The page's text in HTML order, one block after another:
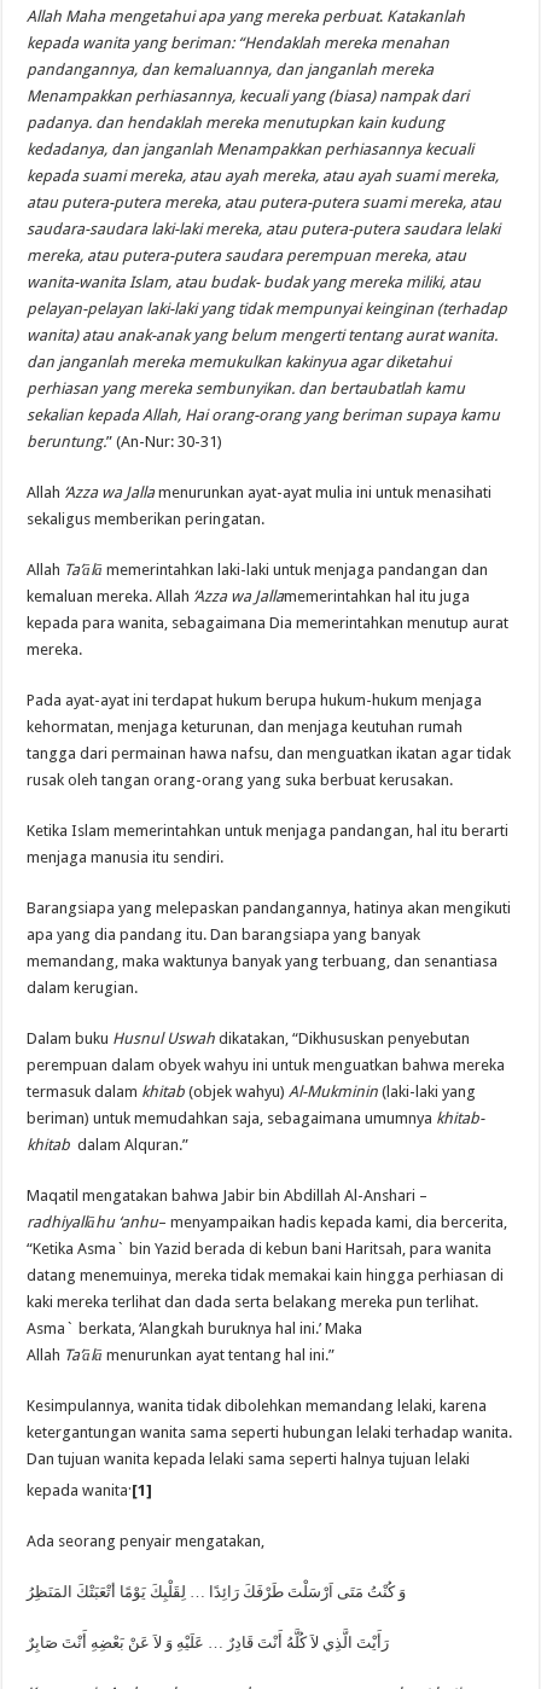
Allah Maha mengetahui apa yang mereka perbuat. Katakanlah
kepada wanita yang beriman: “Hendaklah mereka menahan
pandangannya, dan kemaluannya, dan janganlah mereka
Menampakkan perhiasannya, kecuali yang (biasa) nampak dari
padanya. dan hendaklah mereka menutupkan kain kudung
kedadanya, dan janganlah Menampakkan perhiasannya kecuali
kepada suami mereka, atau ayah mereka, atau ayah suami mereka,
atau putera-putera mereka, atau putera-putera suami mereka, atau
saudara-saudara laki-laki mereka, atau putera-putera saudara lelaki
mereka, atau putera-putera saudara perempuan mereka, atau
wanita-wanita Islam, atau budak- budak yang mereka miliki, atau
pelayan-pelayan laki-laki yang tidak mempunyai keinginan (terhadap
wanita) atau anak-anak yang belum mengerti tentang aurat wanita.
dan janganlah mereka memukulkan kakinyua agar diketahui
perhiasan yang mereka sembunyikan. dan bertaubatlah kamu
sekalian kepada Allah, Hai orang-orang yang beriman supaya kamu
beruntung.” (An-Nur: 30-31)
Allah ‘Azza wa Jallamenurunkan ayat-ayat mulia ini untuk menasihati
sekaligus memberikan peringatan.
Allah Ta’ālā memerintahkan laki-laki untuk menjaga pandangan dan
kemaluan mereka. Allah ‘Azza wa Jallamemerintahkan hal itu juga
kepada para wanita, sebagaimana Dia memerintahkan menutup aurat
mereka.
Pada ayat-ayat ini terdapat hukum berupa hukum-hukum menjaga
kehormatan, menjaga keturunan, dan menjaga keutuhan rumah
tangga dari permainan hawa nafsu, dan menguatkan ikatan agar tidak
rusak oleh tangan orang-orang yang suka berbuat kerusakan.
Ketika Islam memerintahkan untuk menjaga pandangan, hal itu berarti
menjaga manusia itu sendiri.
Barangsiapa yang melepaskan pandangannya, hatinya akan mengikuti
apa yang dia pandang itu. Dan barangsiapa yang banyak
memandang, maka waktunya banyak yang terbuang, dan senantiasa
dalam kerugian.
Dalam buku Husnul Uswahdikatakan, “Dikhususkan penyebutan
perempuan dalam obyek wahyu ini untuk menguatkan bahwa mereka
termasuk dalam khitab(objek wahyu) Al-Mukminin(laki-laki yang
beriman) untuk memudahkan saja, sebagaimana umumnya khitab-
khitab dalam Alquran.”
Maqatil mengatakan bahwa Jabir bin Abdillah Al-Anshari –
radhiyallāhu ‘anhu– menyampaikan hadis kepada kami, dia bercerita,
“Ketika Asma` bin Yazid berada di kebun bani Haritsah, para wanita
datang menemuinya, mereka tidak memakai kain hingga perhiasan di
kaki mereka terlihat dan dada serta belakang mereka pun terlihat.
Asma` berkata, ‘Alangkah buruknya hal ini.’ Maka
Allah Ta’ālāmenurunkan ayat tentang hal ini.”
Kesimpulannya, wanita tidak dibolehkan memandang lelaki, karena
ketergantungan wanita sama seperti hubungan lelaki terhadap wanita.
Dan tujuan wanita kepada lelaki sama seperti halnya tujuan lelaki
kepada wanita.[1]
Ada seorang penyair mengatakan,
وَ كُنْتُ مَتَى اَرْسَلْتَ طَرْفَكَ رَائِدًا … لِقَلْبِكَ يَوْمًا أتْعَبَتْكَ المَنَظِرُ
رَأَيْتَ الَّذِي لاَ كُلَّهُ أَنْتَ قَادِرٌ … عَلَيْهِ وَ لاَ عَنْ بَعْضِهِ أَنْتَ صَابِرٌ